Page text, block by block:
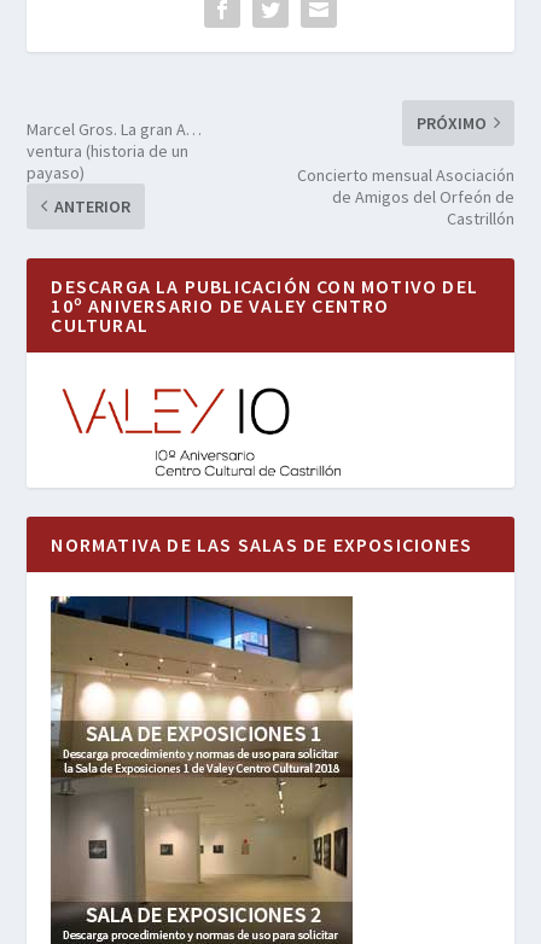
Marcel Gros. La gran A…
ventura (historia de un
payaso)
ANTERIOR
PRÓXIMO
Concierto mensual Asociación
de Amigos del Orfeón de
Castrillón
DESCARGA LA PUBLICACIÓN CON MOTIVO DEL
10º ANIVERSARIO DE VALEY CENTRO
CULTURAL
NORMATIVA DE LAS SALAS DE EXPOSICIONES